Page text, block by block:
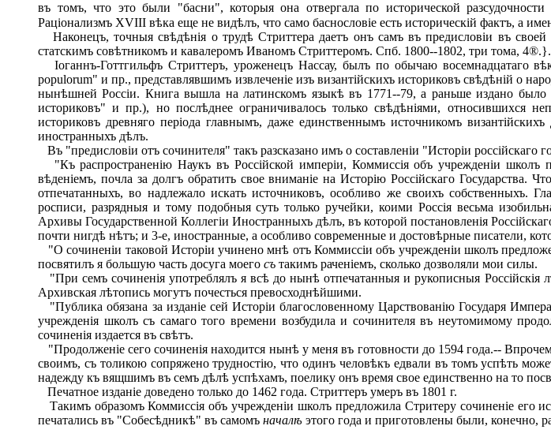
въ томъ, что это были "басни", которыя она отвергала по исторической
Раціонализмъ XVIII вѣка еще не видѣлъ, что само баснословіе есть историческій фактъ, а
Наконецъ, точныя свѣдѣнія о трудѣ Стриттера даетъ онъ самъ въ предисловіи въ
статскимъ совѣтникомъ и кавалеромъ Иваномъ Стриттеромъ. Спб. 1800--1802, три тома, 4®.}.
Іоганнъ-Готтгильфъ Стриттеръ, уроженецъ Нассау, былъ по обычаю восемнадцатаго
populorum" и пр., представлявшимъ извлеченіе изъ византійскихъ историковъ свѣдѣній
нынѣшней Россіи. Книга вышла на латинскомъ языкѣ въ 1771--79, а раньше издано было
историковъ" и пр.), но послѣднее ограничивалось только свѣдѣніями, относившихся
историковъ древняго періода главнымъ, даже единственнымъ источникомъ
иностранныхъ дѣлъ.
Въ "предисловіи отъ сочинителя" такъ разсказано имъ о составленіи "Исторіи россійскаго
"Къ распространенію Наукъ въ Россійской имперіи, Коммиссія объ учрежденіи
вѣденіемъ, почла за долгъ обратить свое вниманіе на Исторію Россійскаго Государства.
отпечатанныхъ, во надлежало искать источниковъ, особливо же своихъ
росписи, разрядныя и тому подобныя суть только ручейки, коими Россія весьма
Архивы Государственной Коллегіи Иностранныхъ дѣлъ, въ которой постановленія
почти нигдѣ нѣтъ; и 3-е, иностранные, а особливо современные и достовѣрные писатели,
"О сочиненіи таковой Исторіи учинено мнѣ отъ Коммиссіи объ учрежденіи школъ
посвятилъ я большую часть досуга моего съ такимъ раченіемъ, сколько дозволяли мои силы.
"При семъ сочиненія употреблялъ я всѣ до нынѣ отпечатанныя и рукописныя
Архивская лѣтопись могутъ почесться превосходнѣйшими.
"Публика обязана за изданіе сей Исторіи благословенному Царствованію Государя
учрежденія школъ съ самаго того времени возбудила и сочинителя въ неутомимому
сочиненія издается въ свѣтъ.
"Продолженіе сего сочиненія находится нынѣ у меня въ готовности до 1594 года.--
своимъ, съ толикою сопряжено трудностію, что одинъ человѣкъ едвали въ томъ успѣть
надежду къ вящшимъ въ семъ дѣлѣ успѣхамъ, поелику онъ время свое единственно на то
Печатное изданіе доведено только до 1462 года. Стриттеръ умеръ въ 1801 г.
Такимъ образомъ Коммиссія объ учрежденіи школъ предложила Стритеру сочиненіе его
печатались въ "Собесѣдникѣ" въ самомъ началѣ этого года и приготовлены были, конечно,